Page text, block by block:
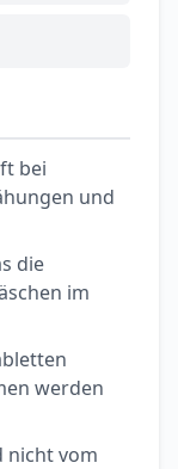
bei
und
die
im
werden
nicht vom